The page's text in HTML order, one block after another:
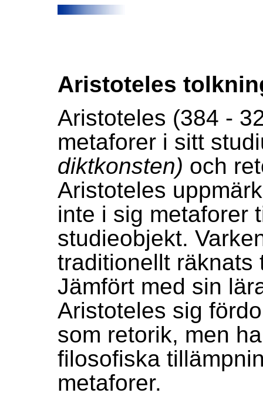
Aristoteles
Aristoteles (384 -
metaforer i sitt
diktkonsten) och
Aristoteles
inte i sig metaforer
studieobjekt.
traditionellt räknats
Jämfört med sin
Aristoteles sig
som retorik, men
filosofiska
metaforer.